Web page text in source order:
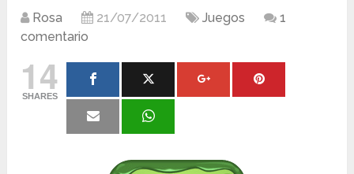
Rosa 21/07/2011 Juegos
1
comentario
14
SHARES